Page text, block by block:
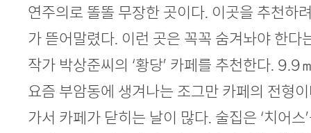
연주의로 똘똘 무장한 곳이다. 이곳을 추천하
가 뜯어말렸다. 이런 곳은 꼭꼭 숨겨놔야 한다
작가 박상준씨의 ‘황당’ 카페를 추천한다.
요즘 부암동에 생겨나는 조그만 카페의 전형
가서 카페가 닫히는 날이 많다. 술집은 ‘치어